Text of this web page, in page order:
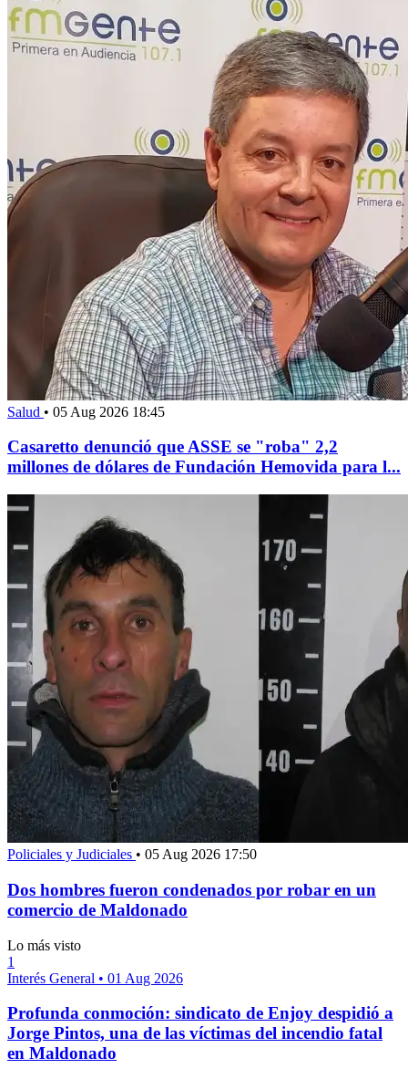
Salud • 05 Aug 2026 18:45
Casaretto denunció que ASSE se "roba" 2,2
millones de dólares de Fundación Hemovida para l...
Policiales y Judiciales • 05 Aug 2026 17:50
Dos hombres fueron condenados por robar en un
comercio de Maldonado
Lo más visto
1
Interés General • 01 Aug 2026
Profunda conmoción: sindicato de Enjoy despidió a
Jorge Pintos, una de las víctimas del incendio fatal
en Maldonado